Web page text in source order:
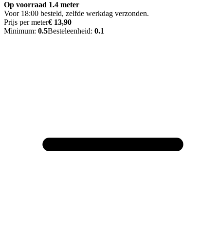
Op voorraad 1.4 meter
Voor 18:00 besteld, zelfde werkdag verzonden.
Prijs per meter€ 13,90
Minimum: 0.5Besteleenheid: 0.1